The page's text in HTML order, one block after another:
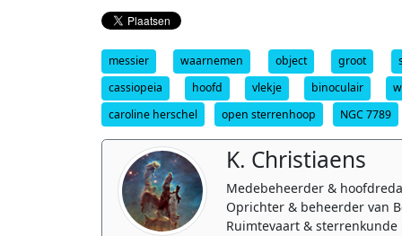
messier waarnemen object groot
cassiopeia
hoofd vlekje binoculair
caroline herschel
open sterrenhoop NGC 7789
K. Christiaens
Medebeheerder &
Oprichter & beheerder van
Ruimtevaart & sterrenkunde